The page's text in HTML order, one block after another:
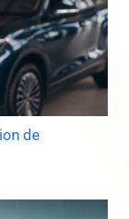
de